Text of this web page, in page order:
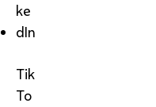
ke
dIn
Tik
To